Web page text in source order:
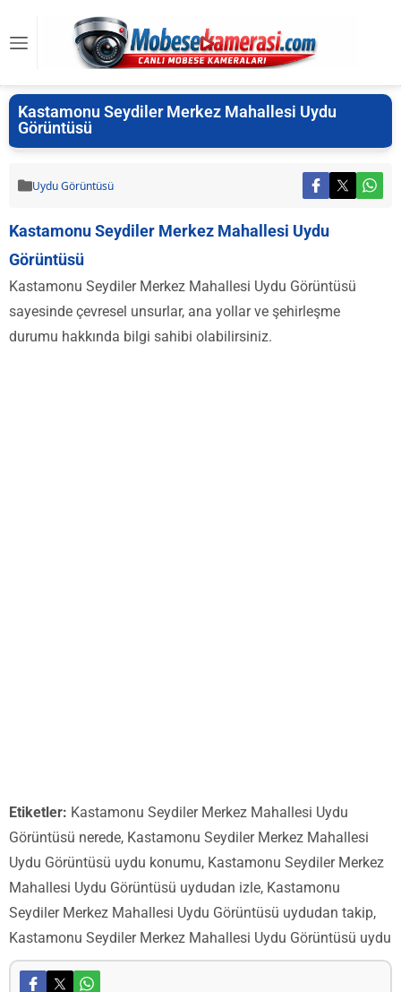
Kastamonu Seydiler Merkez Mahallesi Uydu
Görüntüsü
Uydu Görüntüsü
Kastamonu Seydiler Merkez Mahallesi Uydu
Görüntüsü
Kastamonu Seydiler Merkez Mahallesi Uydu Görüntüsü
sayesinde çevresel unsurlar, ana yollar ve şehirleşme
durumu hakkında bilgi sahibi olabilirsiniz.
Etiketler: Kastamonu Seydiler Merkez Mahallesi Uydu
Görüntüsü nerede, Kastamonu Seydiler Merkez Mahallesi
Uydu Görüntüsü uydu konumu, Kastamonu Seydiler Merkez
Mahallesi Uydu Görüntüsü uydudan izle, Kastamonu
Seydiler Merkez Mahallesi Uydu Görüntüsü uydudan takip,
Kastamonu Seydiler Merkez Mahallesi Uydu Görüntüsü uydu